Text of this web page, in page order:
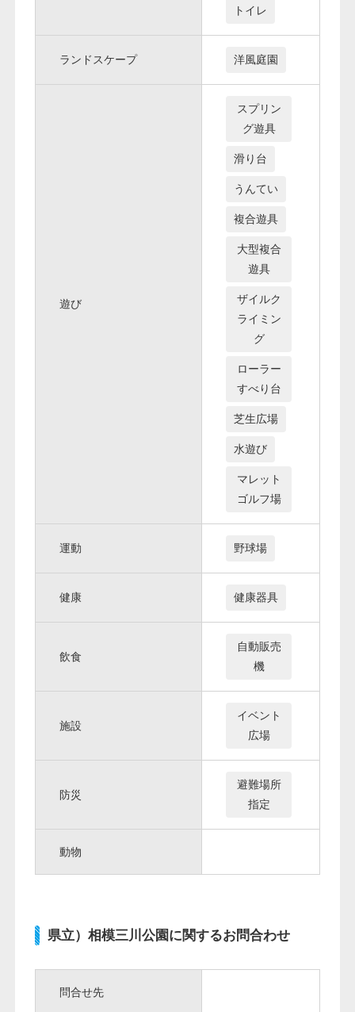
トイレ
ランドスケープ 洋風庭園
遊び
スプリン
グ遊具
滑り台
うんてい
複合遊具
大型複合
遊具
ザイルク
ライミン
グ
ローラー
すべり台
芝生広場
水遊び
マレット
ゴルフ場
運動 野球場
健康 健康器具
飲食
自動販売
機
施設
イベント
広場
防災
避難場所
指定
動物
県立）相模三川公園に関するお問合わせ
問合せ先